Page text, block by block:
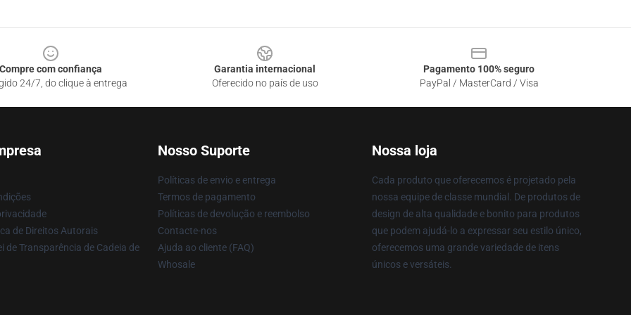
Compre com confiança
24/7, do clique à entrega
Garantia internacional
Oferecido no país de uso
Pagamento 100% seguro
PayPal / MasterCard / Visa
de Direitos Autorais
de Transparência de Cadeia de
Nosso Suporte
Políticas de envio e entrega
Termos de pagamento
Políticas de devolução e reembolso
Contacte-nos
Ajuda ao cliente (FAQ)
Whosale
Nossa loja
Cada produto que oferecemos é projetado pela
nossa equipe de classe mundial. De produtos de
design de alta qualidade e bonito para produtos
que podem ajudá-lo a expressar seu estilo único,
oferecemos uma grande variedade de itens
únicos e versáteis.